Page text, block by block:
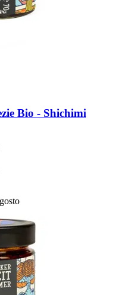
Bio -​ Shichimi